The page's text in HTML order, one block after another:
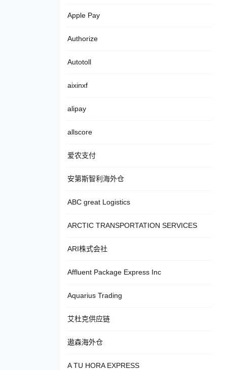
Apple Pay
Authorize
Autotoll
aixinxf
alipay
allscore
爱农支付
安第斯智利海外仓
ABC great Logistics
ARCTIC TRANSPORTATION SERVICES
ARI株式会社
Affluent Package Express Inc
Aquarius Trading
艾杜克供应链
遨森海外仓
A TU HORA EXPRESS